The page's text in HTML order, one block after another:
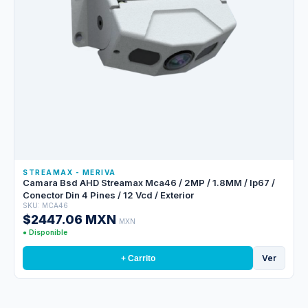
STREAMAX - MERIVA
Camara Bsd AHD Streamax Mca46 / 2MP / 1.8MM / Ip67 /
Conector Din 4 Pines / 12 Vcd / Exterior
SKU: MCA46
$2447.06 MXN MXN
● Disponible
+ Carrito Ver